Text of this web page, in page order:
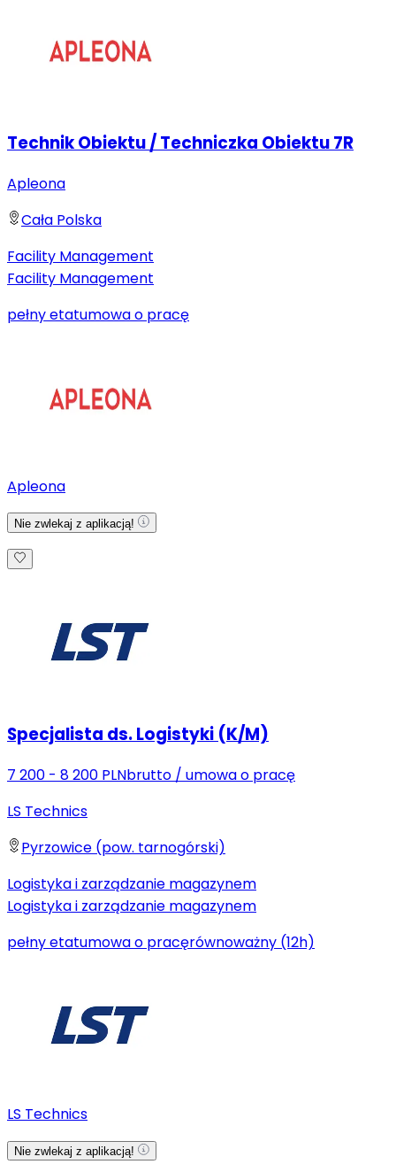
Technik Obiektu / Techniczka Obiektu 7R
Apleona
Cała Polska
Facility Management
Facility Management
pełny etatumowa o pracę
Apleona
Nie zwlekaj z aplikacją!
Specjalista ds. Logistyki (K/M)
7 200 - 8 200 PLNbrutto / umowa o pracę
LS Technics
Pyrzowice (pow. tarnogórski)
Logistyka i zarządzanie magazynem
Logistyka i zarządzanie magazynem
pełny etatumowa o pracęrównoważny (12h)
LS Technics
Nie zwlekaj z aplikacją!